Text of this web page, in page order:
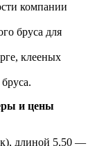
компании
бруса для
клееных
и цены
длиной 5,50 —